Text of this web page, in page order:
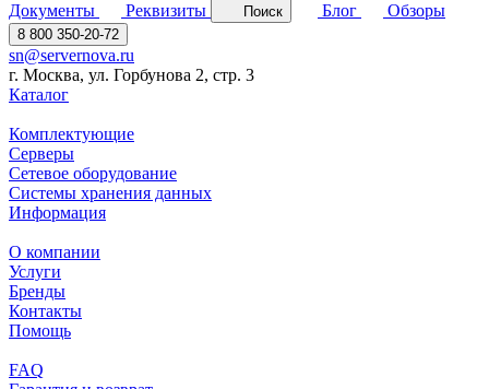
Документы
Реквизиты Поиск Блог Обзоры
8 800 350-20-72
sn@servernova.ru
г. Москва, ул. Горбунова 2, стр. 3
Каталог
Комплектующие
Серверы
Сетевое оборудование
Системы хранения данных
Информация
О компании
Услуги
Бренды
Контакты
Помощь
FAQ